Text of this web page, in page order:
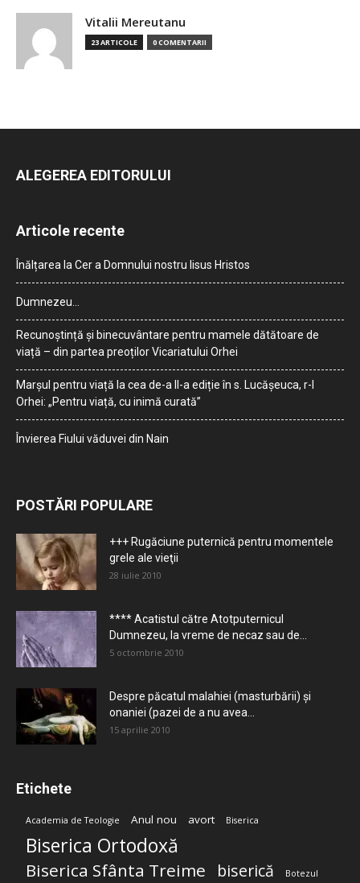
Vitalii Mereutanu
23 ARTICOLE 0 COMENTARII
ALEGEREA EDITORULUI
Articole recente
Înălțarea la Cer a Domnului nostru Iisus Hristos
Dumnezeu…
Recunoștință și binecuvântare pentru mamele dătătoare de
viață – din partea preoților Vicariatului Orhei
Marșul pentru viață la cea de-a II-a ediție în s. Lucășeuca, r-l
Orhei: „Pentru viață, cu inimă curată”
Învierea Fiului văduvei din Nain
POSTĂRI POPULARE
+++ Rugăciune puternică pentru momentele
grele ale vieţii
28 iulie 2010
**** Acatistul către Atotputernicul
Dumnezeu, la vreme de necaz sau de...
5 octombrie 2010
Despre păcatul malahiei (masturbării) şi
onaniei (pazei de a nu avea...
15 aprilie 2010
Etichete
Academia de Teologie Anul nou avort Biserica
Biserica Ortodoxă
Biserica Sfânta Treime biserică Botezul